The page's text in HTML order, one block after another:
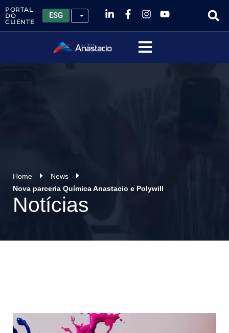
PORTAL
DO
CLIENTE
ESG
Home
News
Nova parceria Química Anastacio e Polywill
Notícias